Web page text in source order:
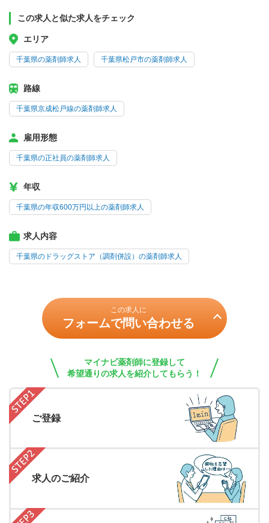
この求人と似た求人をチェック
エリア
千葉県の薬剤師求人 千葉県松戸市の薬剤師求人
路線
千葉県京成松戸線の薬剤師求人
雇用形態
千葉県の正社員の薬剤師求人
年収
千葉県の年収600万円以上の薬剤師求人
求人内容
千葉県のドラッグストア（調剤併設）の薬剤師求人
この求人に
フォームで問い合わせる
マイナビ薬剤師に登録して
希望通りの求人を紹介してもらう！
ご登録
求人のご紹介